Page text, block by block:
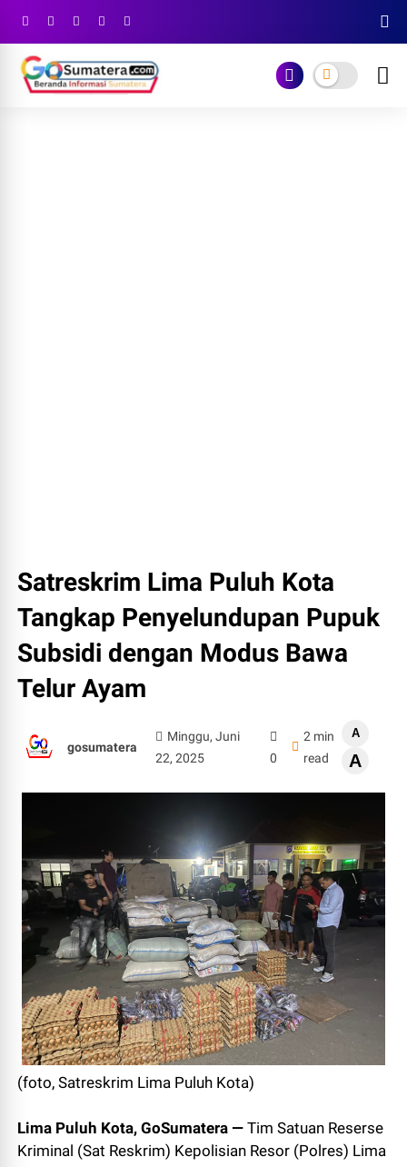
Satreskrim Lima Puluh Kota
Tangkap Penyelundupan Pupuk
Subsidi dengan Modus Bawa
Telur Ayam
gosumatera
Minggu, Juni
22, 2025
0
2 min
read
A
A
(foto, Satreskrim Lima Puluh Kota)
Lima Puluh Kota, GoSumatera —Tim Satuan Reserse
Kriminal (Sat Reskrim) Kepolisian Resor (Polres) Lima